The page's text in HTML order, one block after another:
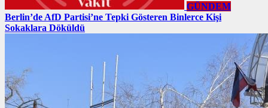
GÜNDEM
Berlin’de AfD Partisi’ne Tepki Gösteren Binlerce Kişi
Sokaklara Döküldü